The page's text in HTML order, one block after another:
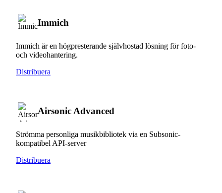
Immich
Immich är en högpresterande självhostad lösning för foto-
och videohantering.
Distribuera
Airsonic Advanced
Strömma personliga musikbibliotek via en Subsonic-
kompatibel API-server
Distribuera